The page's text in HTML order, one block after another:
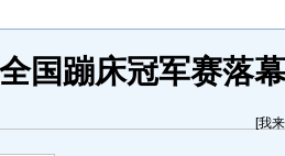
国蹦床冠军赛落
[我